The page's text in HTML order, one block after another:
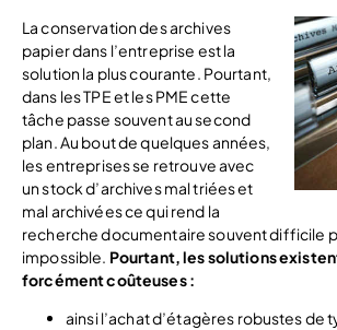
La conservation des archives
papier dans l’entreprise est la
solution la plus courante. Pourtant,
dans les TPE et les PME cette
tâche passe souvent au second
plan. Au bout de quelques années,
les entreprises se retrouve avec
un stock d’archives mal triées et
mal archivées ce qui rend la
recherche documentaire souvent difficile
impossible. Pourtant, les solutions
forcément coûteuses :
ainsi l’achat d’étagères robustes de